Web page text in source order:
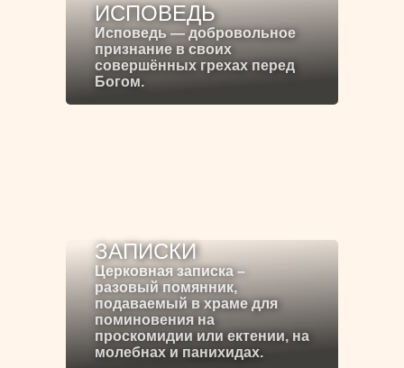
ИСПОВЕДЬ
Исповедь — добровольное
признание в своих
совершённых грехах перед
Богом.
ЗАПИСКИ
Церковная записка –
разовый помянник,
подаваемый в храме для
поминовения на
проскомидии или ектении, на
молебнах и панихидах.